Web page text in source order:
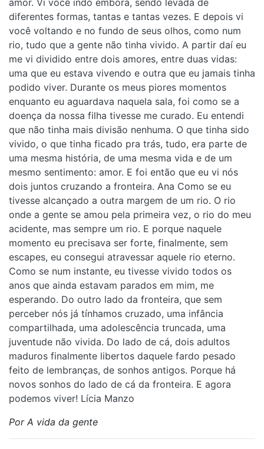
amor. Vi você indo embora, sendo levada de
diferentes formas, tantas e tantas vezes. E depois vi
você voltando e no fundo de seus olhos, como num
rio, tudo que a gente não tinha vivido. A partir daí eu
me vi dividido entre dois amores, entre duas vidas:
uma que eu estava vivendo e outra que eu jamais tinha
podido viver. Durante os meus piores momentos
enquanto eu aguardava naquela sala, foi como se a
doença da nossa filha tivesse me curado. Eu entendi
que não tinha mais divisão nenhuma. O que tinha sido
vivido, o que tinha ficado pra trás, tudo, era parte de
uma mesma história, de uma mesma vida e de um
mesmo sentimento: amor. E foi então que eu vi nós
dois juntos cruzando a fronteira. Ana Como se eu
tivesse alcançado a outra margem de um rio. O rio
onde a gente se amou pela primeira vez, o rio do meu
acidente, mas sempre um rio. E porque naquele
momento eu precisava ser forte, finalmente, sem
escapes, eu consegui atravessar aquele rio eterno.
Como se num instante, eu tivesse vivido todos os
anos que ainda estavam parados em mim, me
esperando. Do outro lado da fronteira, que sem
perceber nós já tínhamos cruzado, uma infância
compartilhada, uma adolescência truncada, uma
juventude não vivida. Do lado de cá, dois adultos
maduros finalmente libertos daquele fardo pesado
feito de lembranças, de sonhos antigos. Porque há
novos sonhos do lado de cá da fronteira. E agora
podemos viver! Lícia Manzo
Por A vida da gente